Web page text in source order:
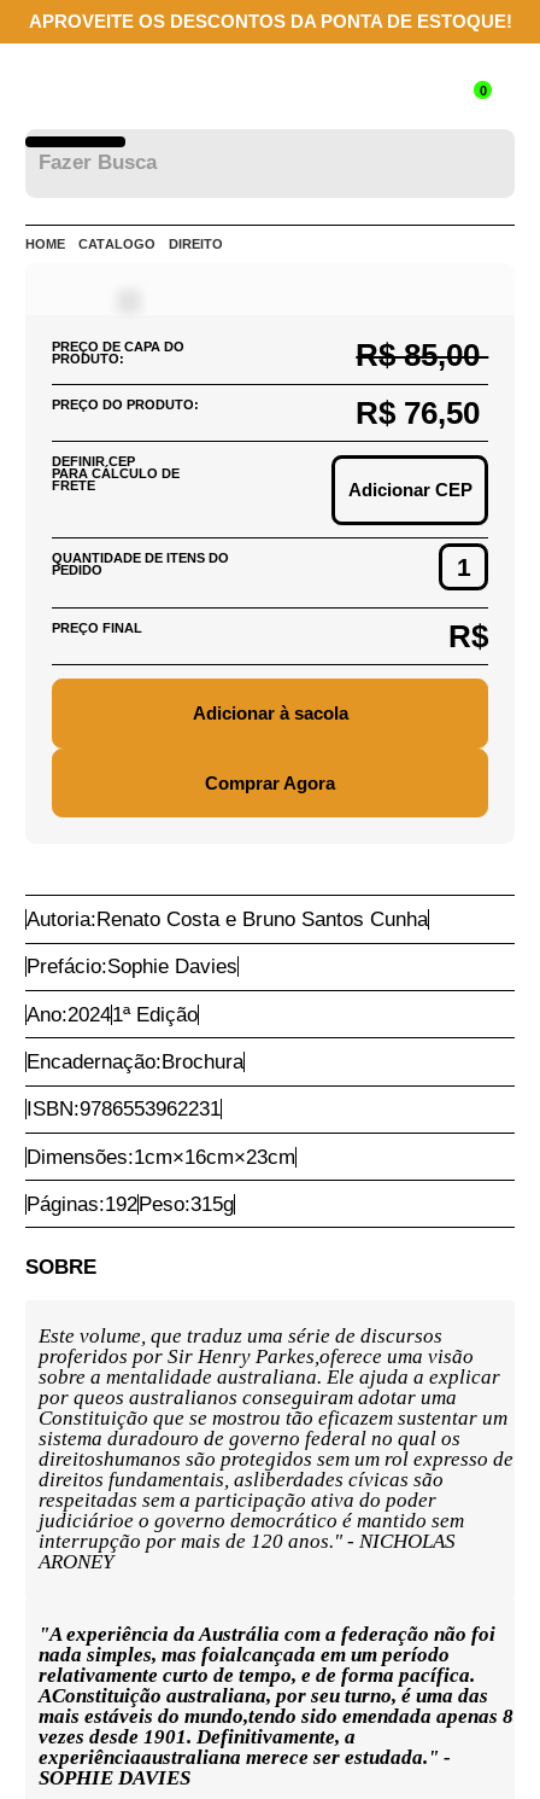
APROVEITE OS DESCONTOS DA PONTA DE ESTOQUE!
0
HOME CATÁLOGO DIREITO
PARA CÁLCULO DE
FRETE Adicionar CEP
QUANTIDADE DE ITENS DO
PEDIDO
PREÇO FINAL
Comprar Agora
Autoria:Renato Costa e Bruno Santos Cunha
Prefácio:Sophie Davies
Ano:20241ª Edição
Encadernação:Brochura
ISBN:9786553962231
Páginas:192Peso:315g
SOBRE
Este volume, que traduz uma série de discursos
proferidos por Sir Henry Parkes,oferece uma visão